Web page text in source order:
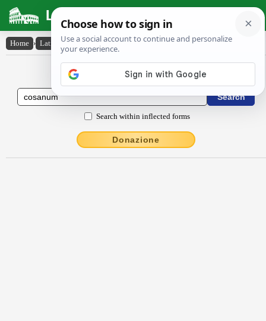
Latin Dictionary
Home › Latin-English › Cŏsānum
Latin to English Dictionary
Search within inflected forms
Donazione